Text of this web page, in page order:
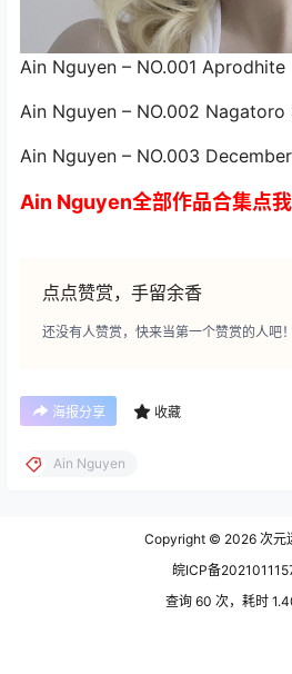
Ain Nguyen – NO.001 Aprodhite
Ain Nguyen – NO.002 Nagatoro
Ain Nguyen – NO.003
Ain Nguyen全部作品合集点
点点赞赏，手留余香
还没有人赞赏，快来当第一个赞赏的人吧！
海报分享 收藏
Ain Nguyen
Copyright © 2026 次元
皖ICP备
查询 60 次，耗时